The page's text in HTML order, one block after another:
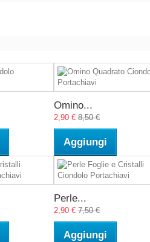
Omino...
2,90 € 8,50 €
Aggiungi
Perle...
2,90 € 7,50 €
Aggiungi